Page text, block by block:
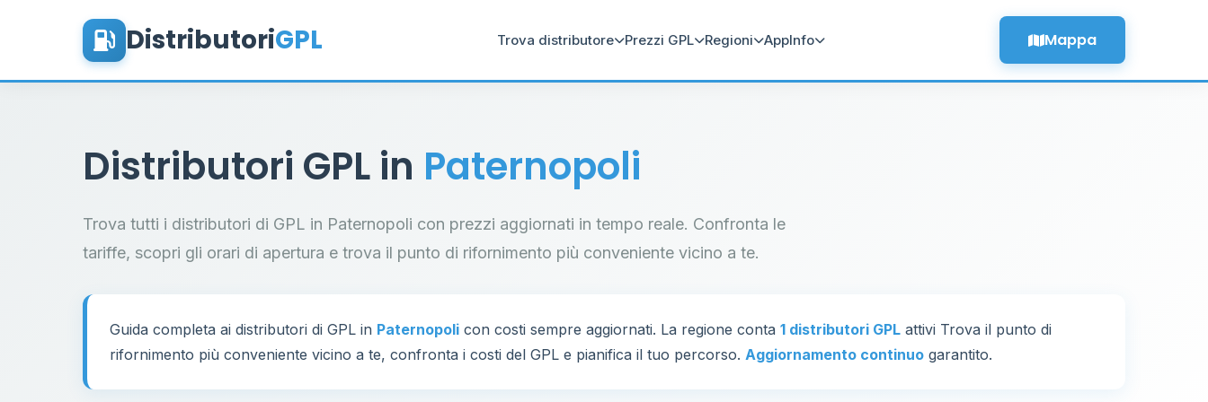
DistributoriGPL Trova distributore Prezzi GPL Regioni AppInfo Mappa
Distributori GPL in Paternopoli
Trova tutti i distributori di GPL in Paternopoli con prezzi aggiornati in tempo reale. Confronta le
tariffe, scopri gli orari di apertura e trova il punto di rifornimento più conveniente vicino a te.
Guida completa ai distributori di GPL in Paternopoli con costi sempre aggiornati. La regione conta 1 distributori GPL attivi Trova il punto di
rifornimento più conveniente vicino a te, confronta i costi del GPL e pianifica il tuo percorso. Aggiornamento continuo garantito.